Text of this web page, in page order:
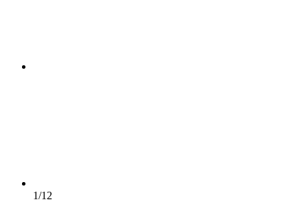
1/12